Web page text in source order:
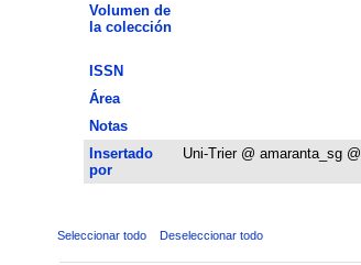
Volumen de
la colección
ISSN
Área
Notas
Insertado
por
Uni-Trier @ amaranta_sg @
Seleccionar todo Deseleccionar todo